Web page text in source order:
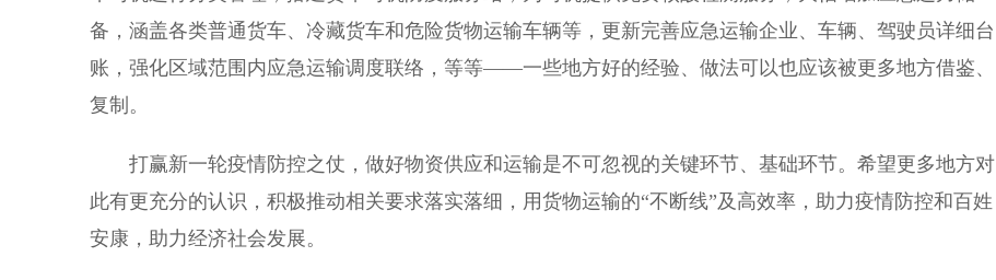
备，涵盖各类普通货车、冷藏货车和危险货物运输车辆等，更新完善应急运输企业、车辆、驾驶员详细台
账，强化区域范围内应急运输调度联络，等等——一些地方好的经验、做法可以也应该被更多地方借鉴、
复制。
打赢新一轮疫情防控之仗，做好物资供应和运输是不可忽视的关键环节、基础环节。希望更多地方对
此有更充分的认识，积极推动相关要求落实落细，用货物运输的“不断线”及高效率，助力疫情防控和百姓
安康，助力经济社会发展。